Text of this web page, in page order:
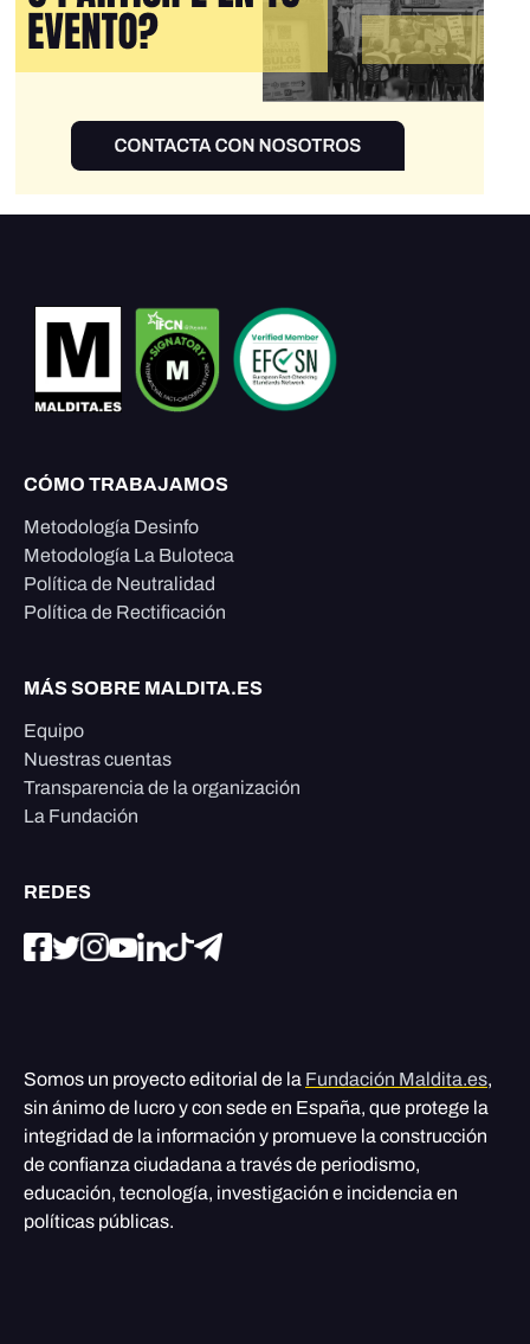
CÓMO TRABAJAMOS
Metodología Desinfo
Metodología La Buloteca
Política de Neutralidad
Política de Rectificación
MÁS SOBRE MALDITA.ES
Equipo
Nuestras cuentas
Transparencia de la organización
La Fundación
REDES
Somos un proyecto editorial de la Fundación Maldita.es,
sin ánimo de lucro y con sede en España, que protege la
integridad de la información y promueve la construcción
de confianza ciudadana a través de periodismo,
educación, tecnología, investigación e incidencia en
políticas públicas.